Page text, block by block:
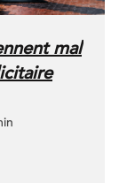
mal